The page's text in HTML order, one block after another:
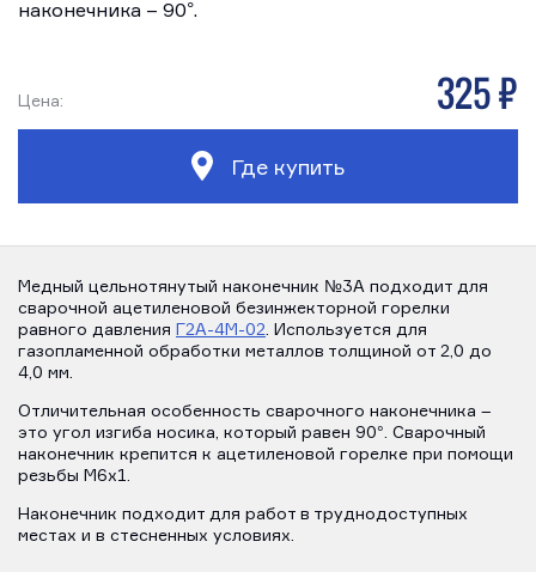
наконечника – 90°.
Цена: 325 р
Где купить
Медный цельнотянутый наконечник №3А подходит для
сварочной ацетиленовой безинжекторной горелки
равного давления Г2А-4М-02 . Используется для
газопламенной обработки металлов толщиной от 2,0 до
4,0 мм.
Отличительная особенность сварочного наконечника –
это угол изгиба носика, который равен 90°. Сварочный
наконечник крепится к ацетиленовой горелке при помощи
резьбы М6х1.
Наконечник подходит для работ в труднодоступных
местах и в стесненных условиях.